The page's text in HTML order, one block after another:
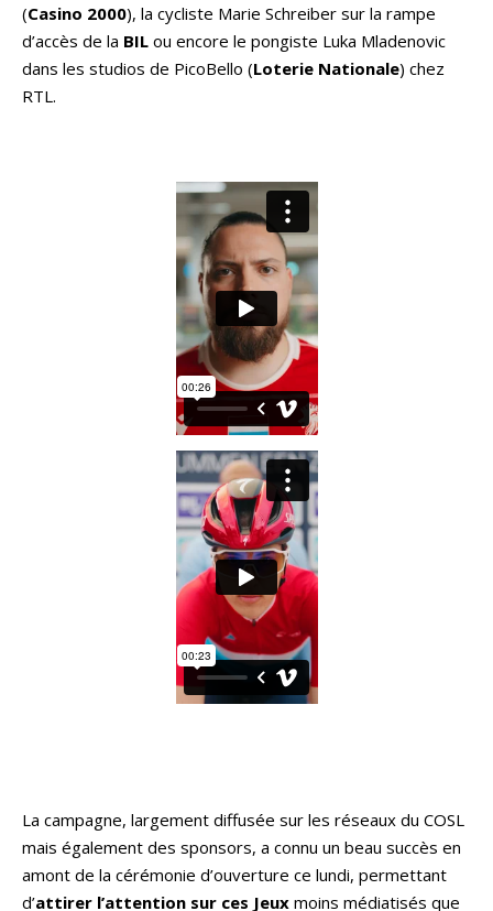
(Casino 2000), la cycliste Marie Schreiber sur la rampe
d’accès de la BIL ou encore le pongiste Luka Mladenovic
dans les studios de PicoBello (Loterie Nationale) chez
RTL.
La campagne, largement diffusée sur les réseaux du COSL
mais également des sponsors, a connu un beau succès en
amont de la cérémonie d’ouverture ce lundi, permettant
d’attirer l’attention sur ces Jeux moins médiatisés que